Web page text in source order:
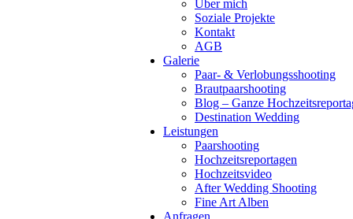
Über mich
Soziale Projekte
Kontakt
AGB
Galerie
Paar- & Verlobungsshooting
Brautpaarshooting
Blog – Ganze
Destination Wedding
Leistungen
Paarshooting
Hochzeitsreportagen
Hochzeitsvideo
After Wedding Shooting
Fine Art Alben
Anfragen